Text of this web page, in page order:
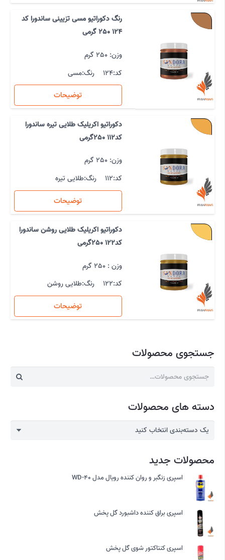
جستجوی محصولات
جستجو
دسته های محصولات
یک دسته‌بندی انتخاب کنید
محصولات جدید
اسپری زنگبر و روان کننده رویال مدل WD-40
اسپری براق کننده داشبورد گل پخش
اسپری کنتاکتور شوی گل پخش
رنگ دکوراتیو مسی تزیینی ساندورا کد
124 250 گرمی
وزن: 250 گرم
کد:124 رنگ:مسی
توضیحات
دکوراتیو اکریلیک طلایی تیره ساندورا
کد112 250گرمی
وزن: 250 گرم
کد:112 رنگ:طلایی تیره
توضیحات
دکوراتیو اکریلیک طلایی روشن ساندورا
کد122 250گرمی
وزن : 250 گرم
کد:122 رنگ:طلایی روشن
توضیحات